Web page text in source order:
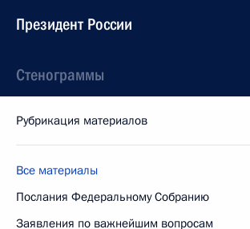
Президент России
Стенограммы
Рубрикация материалов
Все материалы
Послания Федеральному Собранию
Заявления по важнейшим вопросам